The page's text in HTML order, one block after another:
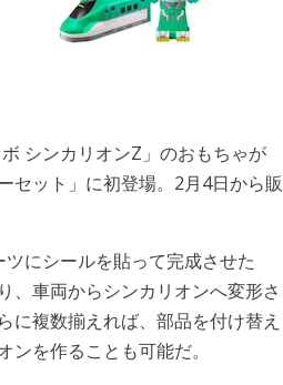
シンカリオンZ」のおもちゃが
セット」に初登場。2月4日から販
にシールを貼って完成させた
、車両からシンカリオンへ変形さ
に複数揃えれば、部品を付け替え
ンを作ることも可能だ。